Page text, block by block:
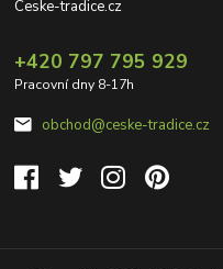
Ceske-tradice.cz
+420 797 795 929
Pracovní dny 8-17h
obchod@ceske-tradice.cz